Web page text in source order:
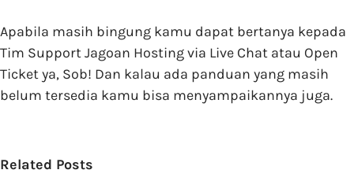
Apabila masih bingung kamu dapat bertanya kepada
Tim Support Jagoan Hosting via Live Chat atau Open
Ticket ya, Sob! Dan kalau ada panduan yang masih
belum tersedia kamu bisa menyampaikannya juga.
Related Posts